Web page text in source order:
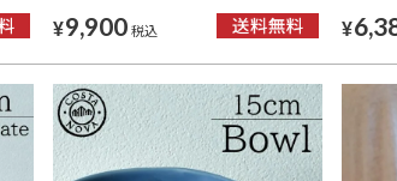
¥9,900税込 ¥